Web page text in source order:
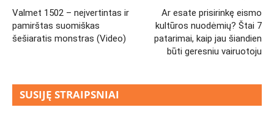
Valmet 1502 – neįvertintas ir
pamirštas suomiškas
šešiaratis monstras (Video)
Ar esate prisirinkę eismo
kultūros nuodėmių? Štai 7
patarimai, kaip jau šiandien
būti geresniu vairuotoju
SUSIJĘ STRAIPSNIAI